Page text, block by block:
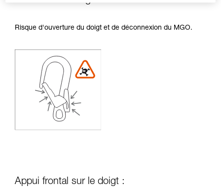
Risque d'ouverture du doigt et de déconnexion du MGO.
Appui frontal sur le doigt :